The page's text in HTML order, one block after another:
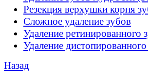
Резекция верхушки корня
Сложное удаление зубов
Удаление ретинированного
Удаление дистопированного
Назад